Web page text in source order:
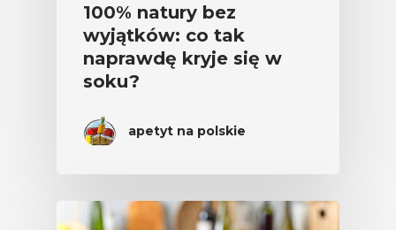
100% natury bez
wyjątków: co tak
naprawdę kryje się w
soku?
apetyt na polskie